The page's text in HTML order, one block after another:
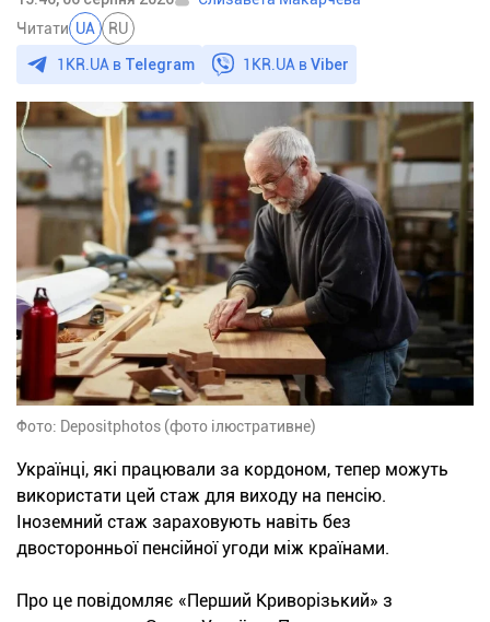
Читати UA RU
1KR.UA в Telegram 1KR.UA вViber
Фото: Depositphotos (фото ілюстративне)
Українці, які працювали за кордоном, тепер можуть
використати цей стаж для виходу на пенсію.
Іноземний стаж зараховують навіть без
двосторонньої пенсійної угоди між країнами.
Про це повідомляє «Перший Криворізький» з